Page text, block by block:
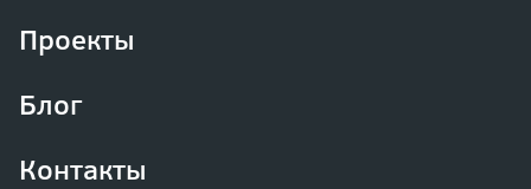
Проекты
Блог
Контакты